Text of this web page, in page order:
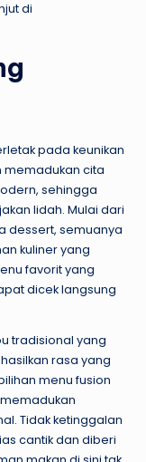
di
pada keunikan
memadukan cita
sehingga
lidah. Mulai dari
dessert, semuanya
kuliner yang
favorit yang
dicek langsung
tradisional yang
rasa yang
menu fusion
Tidak ketinggalan
cantik dan diberi